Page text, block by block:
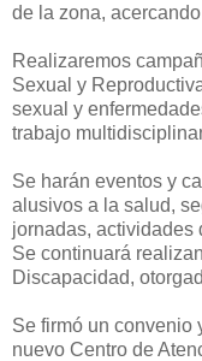
de la zona,
Realizaremos
Sexual y
sexual y
trabajo
Se harán eventos y
alusivos a la salud,
jornadas, actividades
Se continuará
Discapacidad,
Se firmó un convenio
nuevo Centro de